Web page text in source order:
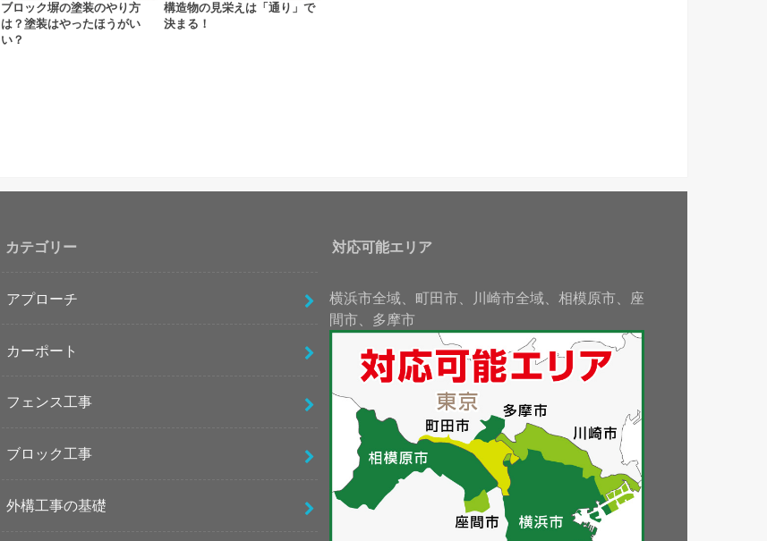
ブロック塀の塗装のやり方
は？塗装はやったほうがい
い？
構造物の見栄えは「通り」で
決まる！
カテゴリー
アプローチ
カーポート
フェンス工事
ブロック工事
外構工事の基礎
対応可能エリア
横浜市全域、町田市、川崎市全域、相模原市、座
間市、多摩市